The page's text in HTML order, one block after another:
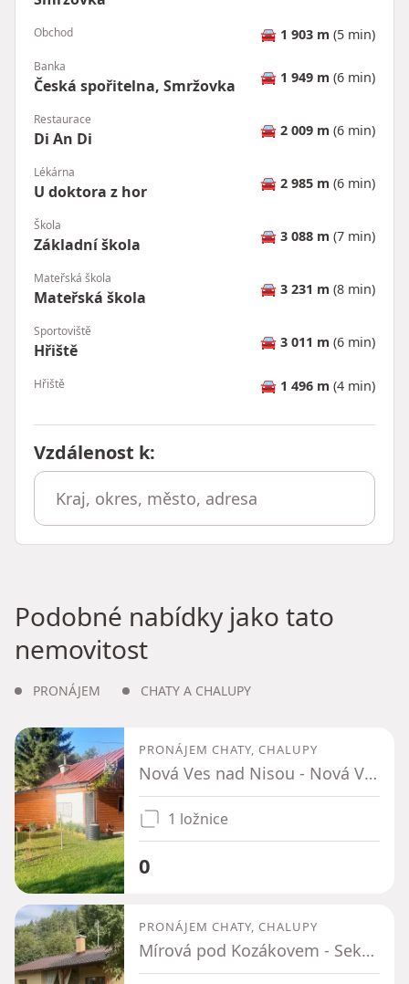
Obchod 🚘 1 903 m (5 min)
Banka
Česká spořitelna, Smržovka 🚘 1 949 m (6 min)
Restaurace
Di An Di 🚘 2 009 m (6 min)
Lékárna
U doktora z hor 🚘 2 985 m (6 min)
Škola
Základní škola 🚘 3 088 m (7 min)
Mateřská škola
Mateřská škola 🚘 3 231 m (8 min)
Sportoviště
Hřiště 🚘 3 011 m (6 min)
Hřiště 🚘 1 496 m (4 min)
Vzdálenost k:
Podobné nabídky jako tato
nemovitost
PRONÁJEM CHATY A CHALUPY
PRONÁJEM CHATY, CHALUPY
Nová Ves nad Nisou - Nová Ves nad Nisou, Liberecký kraj
1 ložnice
0
PRONÁJEM CHATY, CHALUPY
Mírová pod Kozákovem - Sekerkovy Loučky, Liberecký kraj